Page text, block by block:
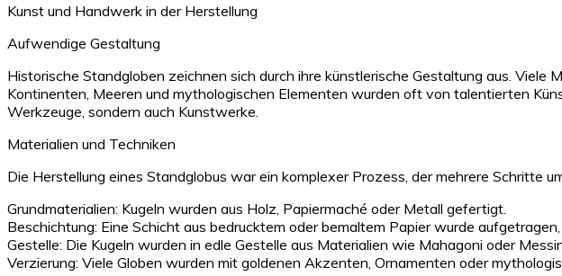
Kunst und Handwerk in der Herstellung
Aufwendige Gestaltung
Historische Standgloben zeichnen sich durch ihre künstlerische Gestaltung aus.
Kontinenten, Meeren und mythologischen Elementen wurden oft von talentierten
Werkzeuge, sondern auch Kunstwerke.
Materialien und Techniken
Die Herstellung eines Standglobus war ein komplexer Prozess, der mehrere Schritte
Grundmaterialien: Kugeln wurden aus Holz, Papiermaché oder Metall gefertigt.
Beschichtung: Eine Schicht aus bedrucktem oder bemaltem Papier wurde
Gestelle: Die Kugeln wurden in edle Gestelle aus Materialien wie Mahagoni oder
Verzierung: Viele Globen wurden mit goldenen Akzenten, Ornamenten oder